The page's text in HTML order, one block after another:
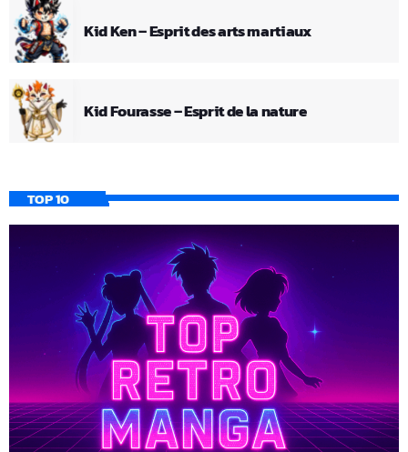
Kid Ken – Esprit des arts martiaux
Kid Fourasse – Esprit de la nature
TOP 10